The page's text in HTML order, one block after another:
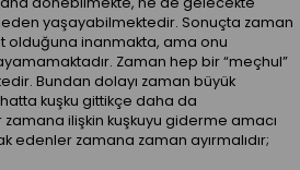
yaşayabilmektedir. Sonuçta zaman
olduğuna inanmakta, ama onu
Zaman hep bir “meçhul”
Bundan dolayı zaman büyük
kuşku gittikçe daha da
ilişkin kuşkuyu giderme amacı
edenler zamana zaman ayırmalıdır;